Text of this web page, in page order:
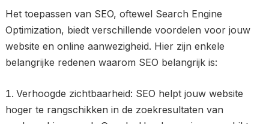
Het toepassen van SEO, oftewel Search Engine
Optimization, biedt verschillende voordelen voor jouw
website en online aanwezigheid. Hier zijn enkele
belangrijke redenen waarom SEO belangrijk is:
Verhoogde zichtbaarheid: SEO helpt jouw website
hoger te rangschikken in de zoekresultaten van